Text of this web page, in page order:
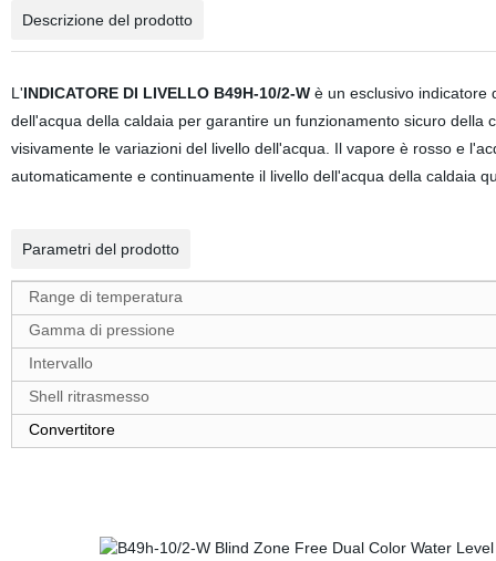
Descrizione del prodotto
L'INDICATORE DI LIVELLO B49H-10/2-Wè un esclusivo indicatore
dell'acqua della caldaia per garantire un funzionamento sicuro
visivamente le variazioni del livello dell'acqua. Il vapore è rosso e
automaticamente e continuamente il livello dell'acqua della caldaia
Parametri del prodotto
Range di temperatura
Gamma di pressione
Intervallo
Shell ritrasmesso
Convertitore